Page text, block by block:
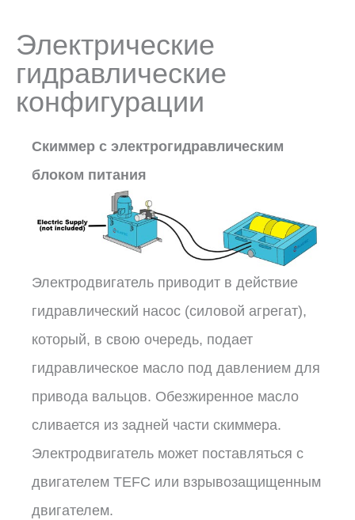
Электрические
гидравлические
конфигурации
Скиммер с электрогидравлическим
блоком питания
Электродвигатель приводит в действие
гидравлический насос (силовой агрегат),
который, в свою очередь, подает
гидравлическое масло под давлением для
привода вальцов. Обезжиренное масло
сливается из задней части скиммера.
Электродвигатель может поставляться с
двигателем TEFC или взрывозащищенным
двигателем.